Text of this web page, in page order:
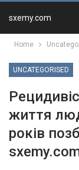
sxemy.com
Home
UNCATEGORISED
життя
років